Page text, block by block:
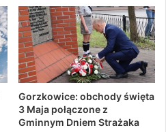
Gorzkowice: obchody święta
3 Maja połączone z
Gminnym Dniem Strażaka